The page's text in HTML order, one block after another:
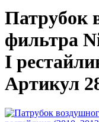
Патрубок
фильтра
I
Артикул